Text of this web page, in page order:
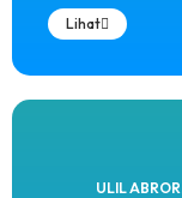
Lihat
ULIL